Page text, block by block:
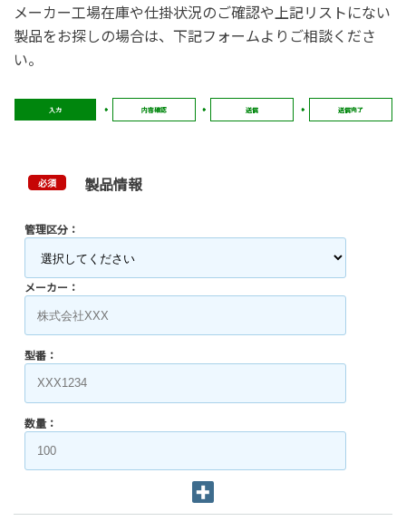
メーカー工場在庫や仕掛状況のご確認や上記リストにない
製品をお探しの場合は、下記フォームよりご相談くださ
い。
入力 内容確認 送信 送信完了
必須 製品情報
管理区分：
メーカー：
型番：
数量：